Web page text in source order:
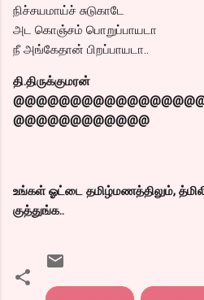
நிச்சயமாய்ச் சுடுகாடே
அட கொஞ்சம் பொறுப்பாயடா
நீ அங்கேதான் பிறப்பாயடா..
தி.திருக்குமரன்
@@@@@@@@@@@@
உங்கள் ஓட்டை தமிழ்மணத்திலும்,
குத்துங்க..